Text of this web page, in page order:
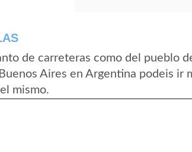
de carreteras como del pueblo
Aires en Argentina podeis ir
mismo.